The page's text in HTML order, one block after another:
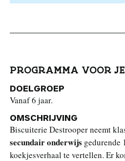
PROGRAMMA VOOR
DOELGROEP
Vanaf 6 jaar.
OMSCHRIJVING
Biscuiterie Destrooper neemt
secundair onderwijs gedurende
koekjesverhaal te vertellen. Er